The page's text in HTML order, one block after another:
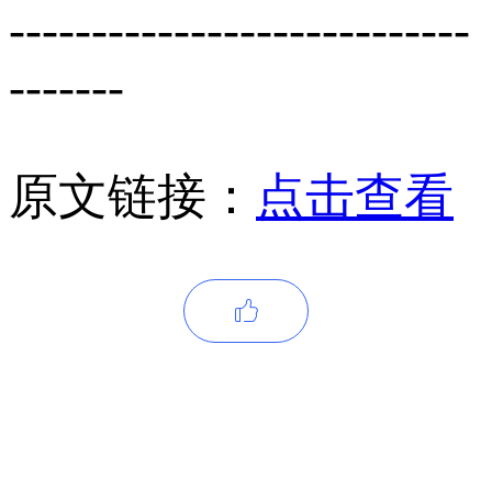
----------------------------
-------
原文链接： 点击查看
